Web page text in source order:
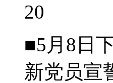
20
■5月8日
新党员宣